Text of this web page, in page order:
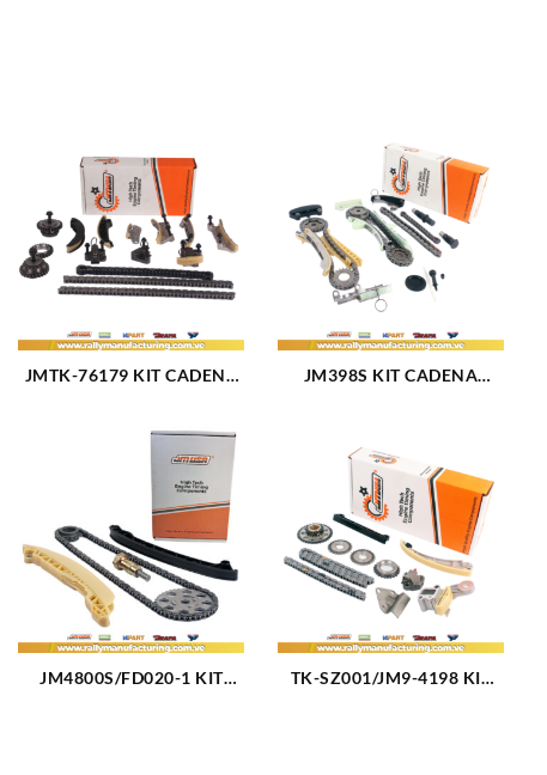
JMTK-76179 KIT CADENA
CAPTIVA EQUINOX V6-
3.6L 04-08 TK-CV029
JM398S KIT CADENA
17 PZAS 4 CADENAS
(1802)
JM4800S/FD020-1 KIT
TK-SZ001/JM9-4198 KIT